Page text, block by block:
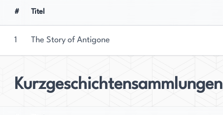
# Titel
1 The Story of Antigone
Kurzgeschichtensammlungen